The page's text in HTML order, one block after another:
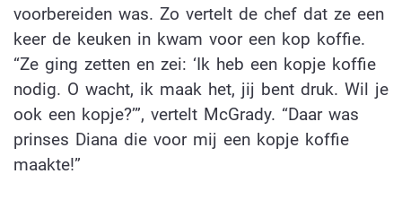
voorbereiden was. Zo vertelt de chef dat ze een
keer de keuken in kwam voor een kop koffie.
“Ze ging zetten en zei: ‘Ik heb een kopje koffie
nodig. O wacht, ik maak het, jij bent druk. Wil je
ook een kopje?’”, vertelt McGrady. “Daar was
prinses Diana die voor mij een kopje koffie
maakte!”